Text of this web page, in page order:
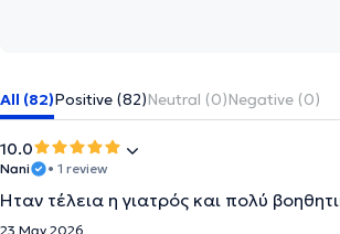
All (82)Positive (82)Neutral (0)Negative (0)
10.0
Nani • 1 review
Ηταν τέλεια η γιατρός και πολύ
23 May 2026